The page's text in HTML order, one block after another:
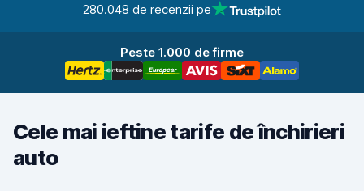
280.048 de recenzii pe
Peste 1.000 de firme
Cele mai ieftine tarife de închirieri
auto